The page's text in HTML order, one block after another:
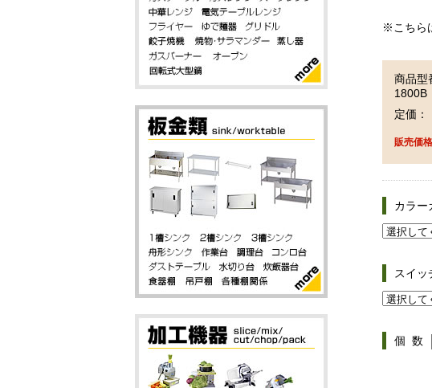
※こちら
商品型
1800B
定価：
販売価格
カラー
スイッ
個 数